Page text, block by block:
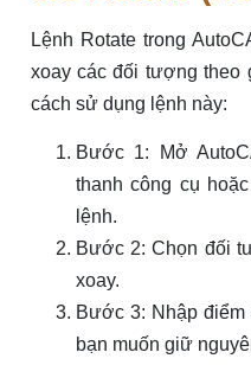
Lệnh Rotate trong
xoay các đối tượng theo
cách sử dụng lệnh này:
Bước 1: Mở
thanh công cụ
lệnh.
Bước 2: Chọn đối
xoay.
Bước 3: Nhập
bạn muốn giữ